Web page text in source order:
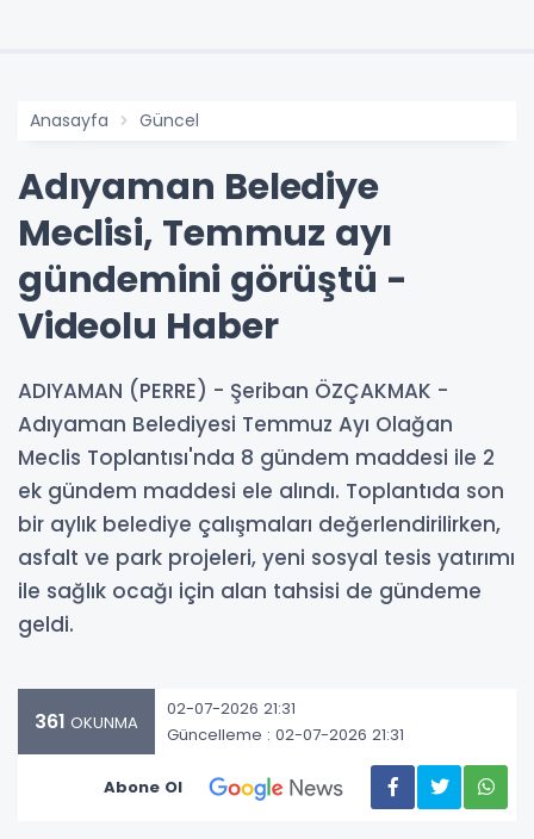
Anasayfa Güncel
Adıyaman Belediye
Meclisi, Temmuz ayı
gündemini görüştü -
Videolu Haber
ADIYAMAN (PERRE) - Şeriban ÖZÇAKMAK -
Adıyaman Belediyesi Temmuz Ayı Olağan
Meclis Toplantısı'nda 8 gündem maddesi ile 2
ek gündem maddesi ele alındı. Toplantıda son
bir aylık belediye çalışmaları değerlendirilirken,
asfalt ve park projeleri, yeni sosyal tesis yatırımı
ile sağlık ocağı için alan tahsisi de gündeme
geldi.
361 OKUNMA
02-07-2026 21:31
Güncelleme : 02-07-2026 21:31
Abone Ol